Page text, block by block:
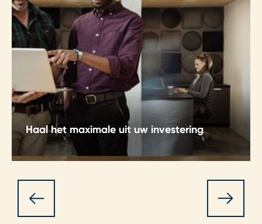
Haal het maximale uit uw investering
Haal het meeste uit uw investering. Door
maximaliseren en opex in de productie- en
supply chain te verlagen.